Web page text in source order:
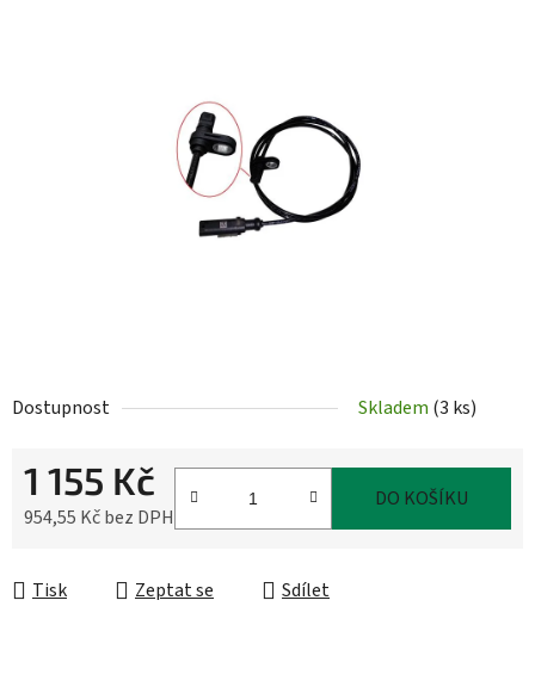
Dostupnost Skladem (3 ks)
1 155 Kč
954,55 Kč bez DPH
DO KOŠÍKU
Tisk Zeptat se Sdílet